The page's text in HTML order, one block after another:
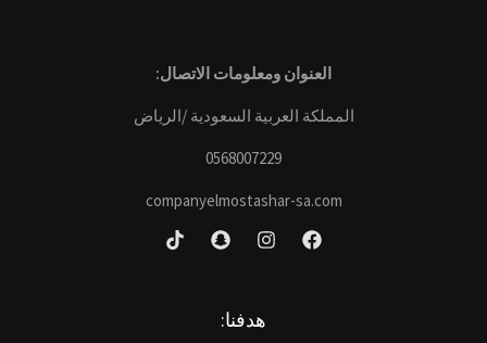
العنوان ومعلومات الاتصال:
المملكة العربية السعودية /الرياض
0568007229
companyelmostashar-sa.com
هدفنا: